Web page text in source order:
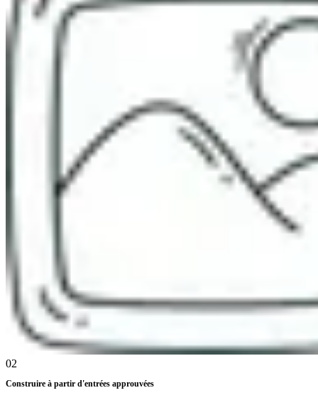
02
Construire à partir d'entrées approuvées